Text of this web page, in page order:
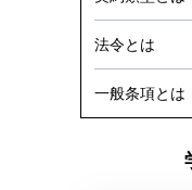
法令とは
一般条項とは